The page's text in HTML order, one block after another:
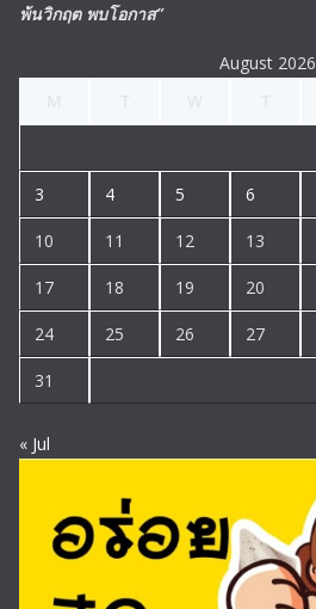
พ้นวิกฤต พบโอกาส”
August 2026
3 4 5 6
10 11 12 13
17 18 19 20
24 25 26 27
31
« Jul